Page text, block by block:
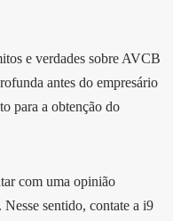
e verdades sobre AVCB
antes do empresário
para a obtenção do
com uma opinião
sentido, contate a i9